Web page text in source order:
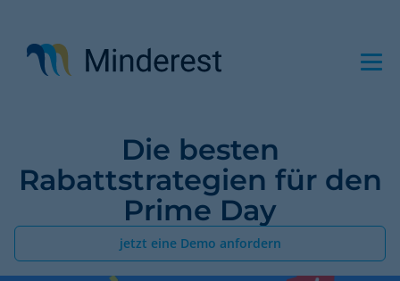
Inhalt
Die besten
Rabattstrategien für den
Prime Day
jetzt eine Demo anfordern